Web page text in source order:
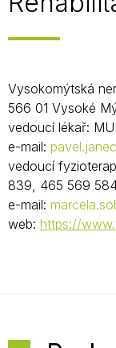
Vysokomýtská
566 01 Vysoké
vedoucí lékař:
e-mail:
vedoucí
839, 465 569
e-mail:
web: https://